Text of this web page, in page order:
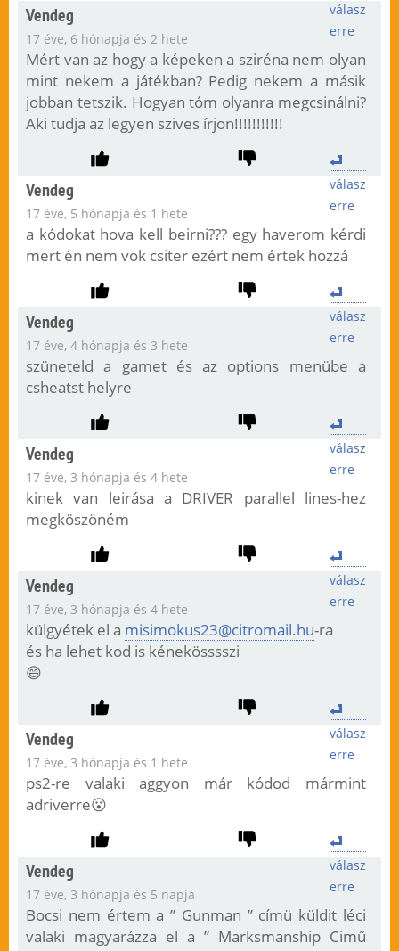
válasz
erre
Vendeg
17 éve, 6 hónapja és 2 hete
Mért van az hogy a képeken a sziréna nem olyan
mint nekem a játékban? Pedig nekem a másik
jobban tetszik. Hogyan tóm olyanra megcsinálni?
Aki tudja az legyen szives írjon!!!!!!!!!!!
válasz
erre
Vendeg
17 éve, 5 hónapja és 1 hete
a kódokat hova kell beirni??? egy haverom kérdi
mert én nem vok csiter ezért nem értek hozzá
válasz
erre
Vendeg
17 éve, 4 hónapja és 3 hete
szüneteld a gamet és az options menübe a
csheatst helyre
válasz
erre
Vendeg
17 éve, 3 hónapja és 4 hete
kinek van leirása a DRIVER parallel lines-hez
megköszöném
válasz
erre
Vendeg
17 éve, 3 hónapja és 4 hete
külgyétek el a misimokus23@citromail.hu-ra
és ha lehet kod is kénekösssszi
😄
válasz
erre
Vendeg
17 éve, 3 hónapja és 1 hete
ps2-re valaki aggyon már kódod mármint
adriverre😮
válasz
erre
Vendeg
17 éve, 3 hónapja és 5 napja
Bocsi nem értem a ” Gunman ” címü küldit léci
valaki magyarázza el a ” Marksmanship Cimű